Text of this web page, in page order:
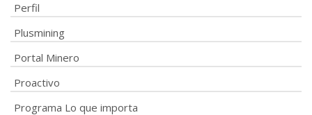
Perfil
Plusmining
Portal Minero
Proactivo
Programa Lo que importa